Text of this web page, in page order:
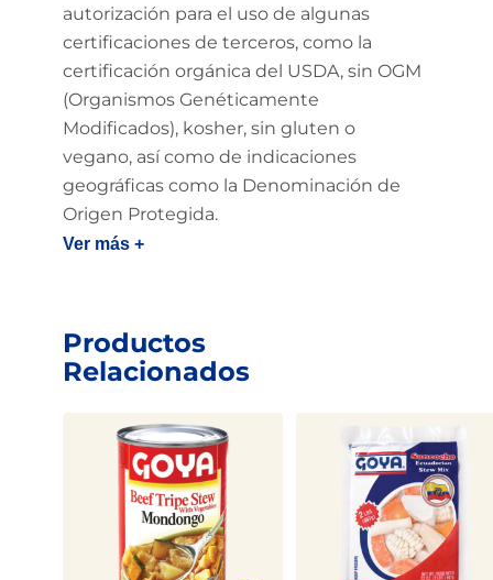
autorización para el uso de algunas
certificaciones de terceros, como la
certificación orgánica del USDA, sin OGM
(Organismos Genéticamente
Modificados), kosher, sin gluten o
vegano, así como de indicaciones
geográficas como la Denominación de
Origen Protegida.
Ver más +
Productos
Relacionados